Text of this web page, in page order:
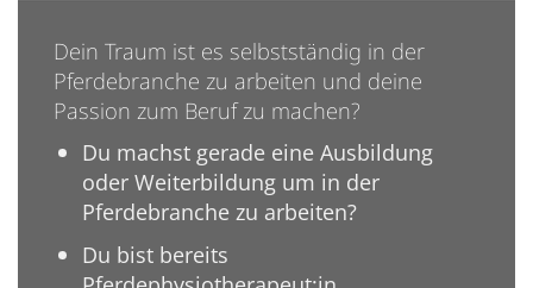
Dein Traum ist es selbstständig in der
Pferdebranche zu arbeiten und deine
Passion zum Beruf zu machen?
Du machst gerade eine Ausbildung
oder Weiterbildung um in der
Pferdebranche zu arbeiten?
Du bist bereits